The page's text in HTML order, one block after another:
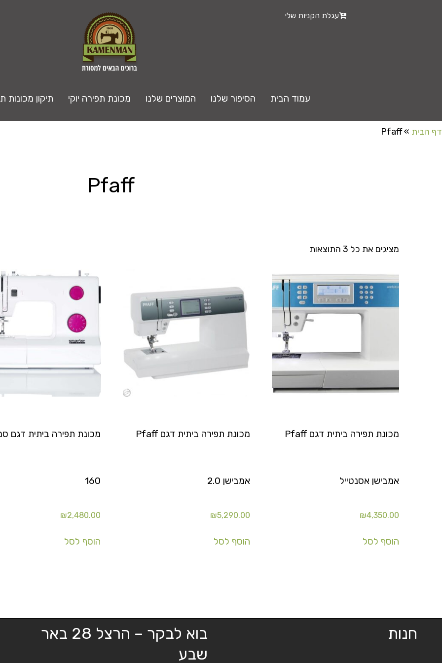
עגלת הקניות שלי
עמוד הבית הסיפור שלנו המוצרים שלנו מכונת תפירה יוקי תיקון מכונות
דף הבית »
Pfaff
Pfaff
מציגים את כל ⁦3⁩ התוצאות
מכונת תפירה ביתית דגם Pfaff
אמבישן אסנטייל
₪4,350.00
הוסף לסל
מכונת תפירה ביתית דגם Pfaff
אמבישן 2.0
₪5,290.00
הוסף לסל
מכונת תפירה ביתית דגם
160
₪2,480.00
הוסף לסל
חנות
בוא לבקר – הרצל 28 באר
שבע